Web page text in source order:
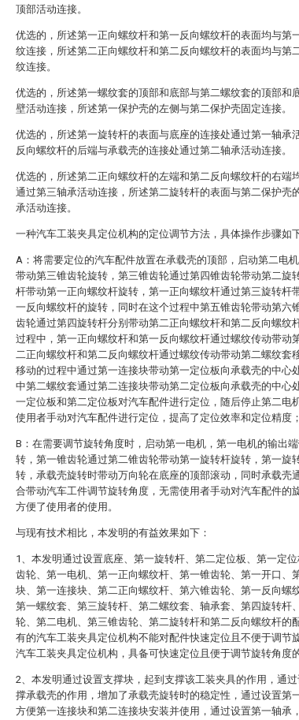
顶部活动连接。
优选的，所述第一正向螺纹杆和第一反向螺纹杆的表面均与第
纹连接，所述第二正向螺纹杆和第二反向螺纹杆的表面均与第
纹连接。
优选的，所述第一螺纹套的顶部和底部与第二螺纹套的顶部和
壁活动连接，所述第一保护壳的左侧与第二保护壳固定连接。
优选的，所述第一旋转杆的表面与底座的连接处通过第一轴承
反向螺纹杆的后端与承载壳的连接处通过第二轴承活动连接。
优选的，所述第二正向螺纹杆的左端和第二反向螺纹杆的右端
通过第三轴承活动连接，所述第二旋转杆的表面与第二保护壳
承活动连接。
一种汽车工装夹具定位机构的定位调节方法，具体操作步骤如
A：将需要定位的汽车配件放置在承载壳的顶部，启动第二电
带动第三锥齿轮旋转，第三锥齿轮通过第四锥齿轮带动第二旋
杆带动第一正向螺纹杆旋转，第一正向螺纹杆通过第三旋转杆
一反向螺纹杆的旋转，同时在这个过程中第五锥齿轮带动第六
齿轮通过第四旋转杆分别带动第二正向螺纹杆和第二反向螺纹
过程中，第一正向螺纹杆和第一反向螺纹杆通过螺纹传动带动
二正向螺纹杆和第二反向螺纹杆通过螺纹传动带动第二螺纹套
移动的过程中通过第一连接块带动第一定位板向承载壳的中心
中第二螺纹套通过第二连接块带动第二定位板向承载壳的中心
一定位板和第二定位板对汽车配件进行定位，随后停止第二电
使用者手动对汽车配件进行定位，提高了定位效率和定位精度；
B：在需要调节旋转角度时，启动第一电机，第一电机的输出
转，第一锥齿轮通过第二锥齿轮带动第一旋转杆旋转，第一旋
转，承载壳旋转时带动万向轮在底座的顶部滚动，同时承载壳
合带动汽车工件调节旋转角度，无需使用者手动对汽车配件的
方便了使用者的使用。
与现有技术相比，本发明的有益效果如下：
1、本发明通过设置底座、第一旋转杆、第二定位板、第一定
齿轮、第一电机、第一正向螺纹杆、第一锥齿轮、第一开口、
块、第一连接块、第二正向螺纹杆、第六锥齿轮、第一反向螺
第一螺纹套、第三旋转杆、第二螺纹套、轴承套、第四旋转杆
轮、第二电机、第三锥齿轮、第二旋转杆和第二反向螺纹杆的
有的汽车工装夹具定位机构不能对配件快速定位且不便于调节
汽车工装夹具定位机构，具备可快速定位且便于调节旋转角度
2、本发明通过设置支撑块，起到支撑该工装夹具的作用，通
撑承载壳的作用，增加了承载壳旋转时的稳定性，通过设置第
方便第一连接块和第二连接块安装并使用，通过设置第一轴承